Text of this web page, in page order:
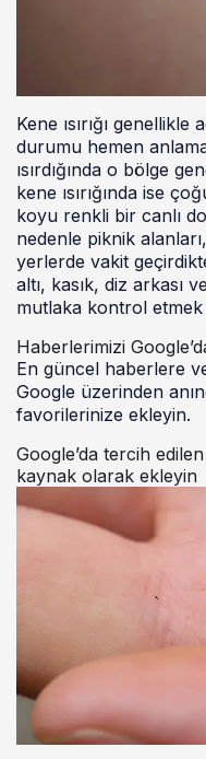
Kene ısırığı
durumu hemen
ısırdığında o bölge
kene ısırığında ise
koyu renkli bir canlı
nedenle piknik
yerlerde vakit
altı, kasık, diz arkası
mutlaka kontrol etmek
Haberlerimizi
En güncel haberlere
Google üzerinden
favorilerinize ekleyin.
Google’da tercih edilen
kaynak olarak ekleyin